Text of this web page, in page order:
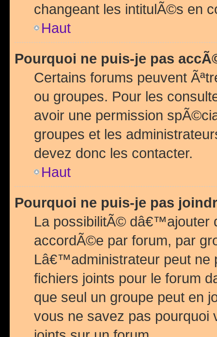
changeant les intitulÃ©s en
Haut
Pourquoi ne puis-je pas
Certains forums peuvent
ou groupes. Pour les
avoir une permission
groupes et les
devez donc les contacter.
Haut
Pourquoi ne puis-je pas
La possibilitÃ© dâ€™ajouter
accordÃ©e par forum, par
Lâ€™administrateur peut
fichiers joints pour le forum
que seul un groupe peut en
vous ne savez pas pourquoi